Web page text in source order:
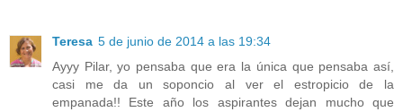
Teresa 5 de junio de 2014 a las 19:34
Ayyy Pilar, yo pensaba que era la única que pensaba así,
casi me da un soponcio al ver el estropicio de la
empanada!! Este año los aspirantes dejan mucho que